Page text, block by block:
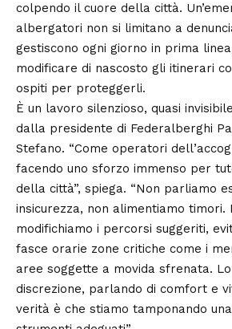
colpendo il cuore della città.
albergatori non si limitano a
gestiscono ogni giorno in prima
modificare di nascosto gli itinerari
ospiti per proteggerli.
È un lavoro silenzioso, quasi
dalla presidente di Federalberghi
Stefano. “Come operatori
facendo uno sforzo immenso per
della città”, spiega. “Non parliamo
insicurezza, non alimentiamo timori.
modifichiamo i percorsi suggeriti,
fasce orarie zone critiche come i
aree soggette a movida sfrenata.
discrezione, parlando di comfort e
verità è che stiamo tamponando